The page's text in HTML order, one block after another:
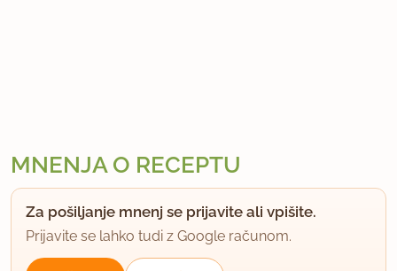
MNENJA O RECEPTU
Za pošiljanje mnenj se prijavite ali vpišite.
Prijavite se lahko tudi z Google računom.